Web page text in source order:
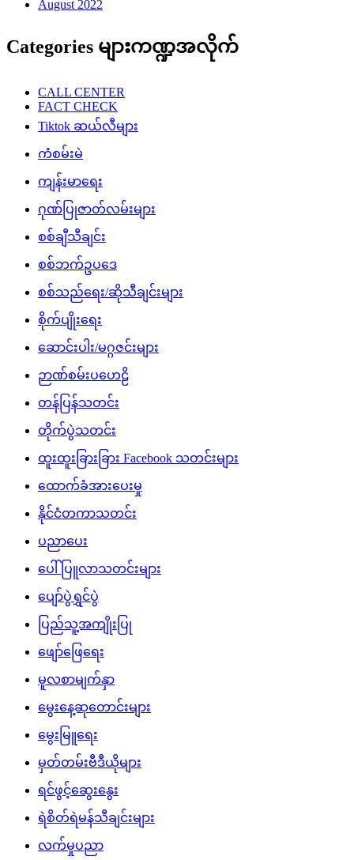
August 2022
Categories များကဏ္ဍအလိုက်
CALL CENTER
FACT CHECK
Tiktok ဆယ်လီများ
ကံစမ်းမဲ
ကျန်းမာရေး
ဂုဏ်ပြုဇာတ်လမ်းများ
စစ်ချီသီချင်း
စစ်ဘက်ဥပဒေ
စစ်သည်ရေး/ဆိုသီချင်းများ
စိုက်ပျိုးရေး
ဆောင်းပါး/မဂ္ဂဇင်းများ
ဉာဏ်စမ်းပဟေဠိ
တန်ပြန်သတင်း
တိုက်ပွဲသတင်း
ထူးထူးခြားခြား Facebook သတင်းများ
ထောက်ခံအားပေးမှု
နိုင်ငံတကာသတင်း
ပညာပေး
ပေါ်ပြူလာသတင်းများ
ပျော်ပွဲရွှင်ပွဲ
ပြည်သူ့အကျိုးပြု
ဖျော်ဖြေရေး
မူလစာမျက်နှာ
မွေးနေ့ဆုတောင်းများ
မွေးမြူရေး
မှတ်တမ်းဗီဒီယိုများ
ရင်ဖွင့်ဆွေးနွေး
ရဲစိတ်ရဲမန်သီချင်းများ
လက်မှုပညာ